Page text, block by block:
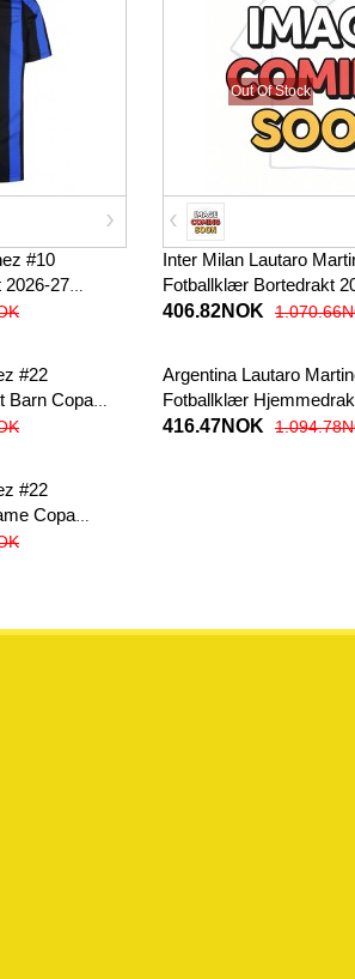
#10
27
Out Of Stock
Inter Milan Lautaro
Fotballklær Bortedrakt
406.82NOK
#22
Barn Copa
korte bukser)
Argentina Lautaro
Fotballklær
2024 Kortermet
416.47NOK
#22
Copa